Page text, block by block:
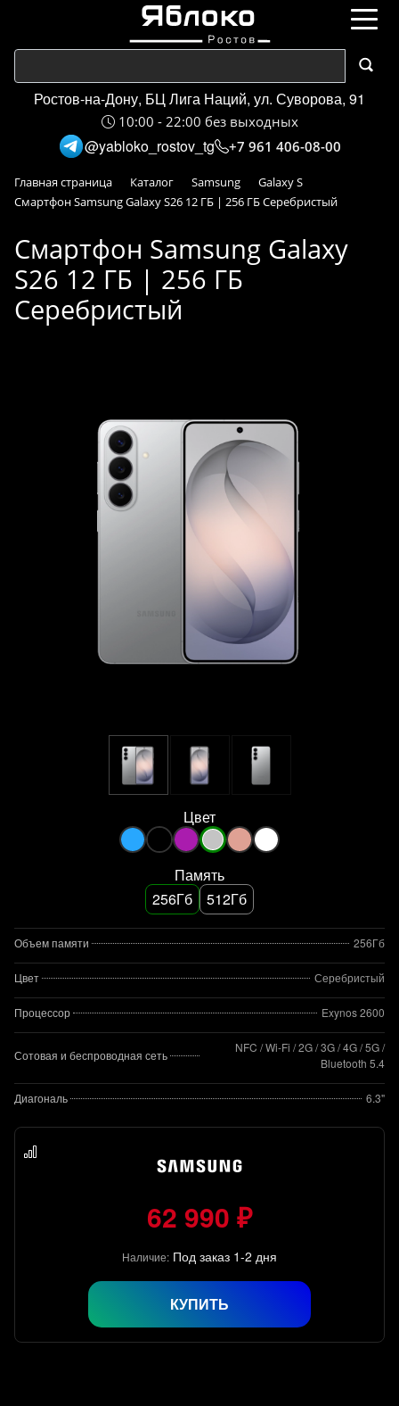
Ростов-на-Дону, БЦ Лига Наций, ул. Суворова, 91
10:00 - 22:00 без выходных
@yabloko_rostov_tg +7 961 406-08-00
Главная страница Каталог Samsung
Galaxy S
Смартфон Samsung Galaxy S26 12 ГБ | 256 ГБ Серебристый
Смартфон Samsung Galaxy
S26 12 ГБ | 256 ГБ
Серебристый
Цвет
Память
256Гб
512Гб
Объем памяти 256Гб
Цвет Серебристый
Процессор Exynos 2600
Сотовая и беспроводная сеть
NFC / Wi-Fi / 2G / 3G / 4G / 5G /
Bluetooth 5.4
Диагональ 6.3"
62 990 ₽
Наличие: Под заказ 1-2 дня
КУПИТЬ